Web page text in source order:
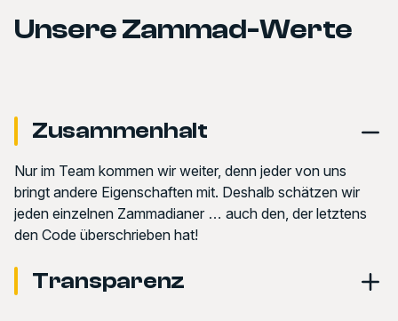
Unsere Zammad-Werte
Zusammenhalt
Nur im Team kommen wir weiter, denn jeder von uns
bringt andere Eigenschaften mit. Deshalb schätzen wir
jeden einzelnen Zammadianer … auch den, der letztens
den Code überschrieben hat!
Transparenz